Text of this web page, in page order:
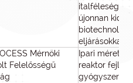
italféleségek
újonnan
eljárásokkal
Mérnöki
Felelősségű
Ipari méretű
reaktor